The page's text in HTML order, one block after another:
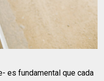
es fundamental que cada